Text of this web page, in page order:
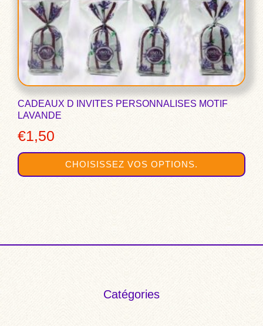
CADEAUX D INVITES PERSONNALISES MOTIF
LAVANDE
€1,50
CHOISISSEZ VOS OPTIONS.
choisies
page
du
produit
Catégories